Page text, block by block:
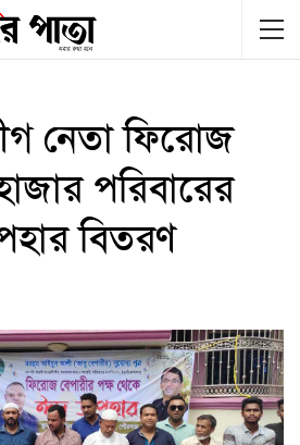
নেতা ফিরোজ
পরিবারের
বিতরণ